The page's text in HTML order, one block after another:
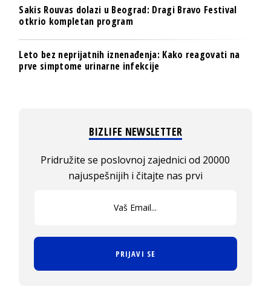
Sakis Rouvas dolazi u Beograd: Dragi Bravo Festival
otkrio kompletan program
Leto bez neprijatnih iznenađenja: Kako reagovati na
prve simptome urinarne infekcije
BIZLIFE NEWSLETTER
Pridružite se poslovnoj zajednici od 20000
najuspešnijih i čitajte nas prvi
PRIJAVI SE